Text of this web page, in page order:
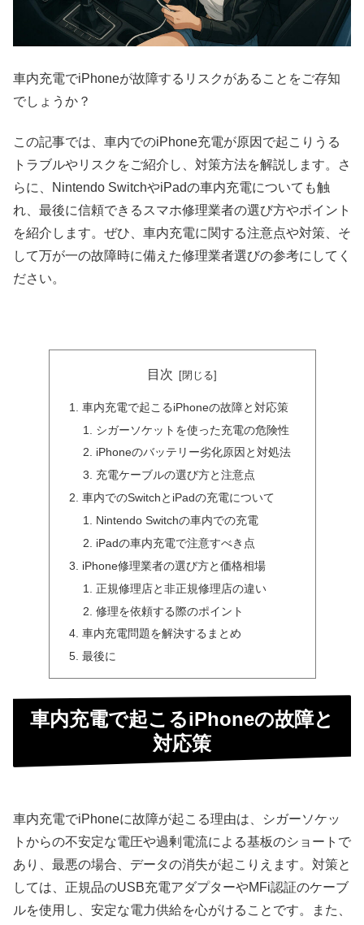
車内充電でiPhoneが故障するリスクがあることをご存知
でしょうか？
この記事では、車内でのiPhone充電が原因で起こりうる
トラブルやリスクをご紹介し、対策方法を解説します。さ
らに、Nintendo SwitchやiPadの車内充電についても触
れ、最後に信頼できるスマホ修理業者の選び方やポイント
を紹介します。ぜひ、車内充電に関する注意点や対策、そ
して万が一の故障時に備えた修理業者選びの参考にしてく
ださい。
目次
車内充電で起こるiPhoneの故障と対応策
シガーソケットを使った充電の危険性
iPhoneのバッテリー劣化原因と対処法
充電ケーブルの選び方と注意点
車内でのSwitchとiPadの充電について
Nintendo Switchの車内での充電
iPadの車内充電で注意すべき点
iPhone修理業者の選び方と価格相場
正規修理店と非正規修理店の違い
修理を依頼する際のポイント
車内充電問題を解決するまとめ
最後に
車内充電で起こるiPhoneの故障と
対応策
車内充電でiPhoneに故障が起こる理由は、シガーソケッ
トからの不安定な電圧や過剰電流による基板のショートで
あり、最悪の場合、データの消失が起こりえます。対策と
しては、正規品のUSB充電アダプターやMFi認証のケーブ
ルを使用し、安定な電力供給を心がけることです。また、